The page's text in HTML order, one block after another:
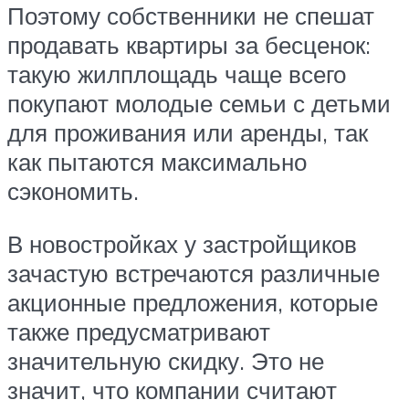
Поэтому собственники не спешат
продавать квартиры за бесценок:
такую жилплощадь чаще всего
покупают молодые семьи с детьми
для проживания или аренды, так
как пытаются максимально
сэкономить.
В новостройках у застройщиков
зачастую встречаются различные
акционные предложения, которые
также предусматривают
значительную скидку. Это не
значит, что компании считают